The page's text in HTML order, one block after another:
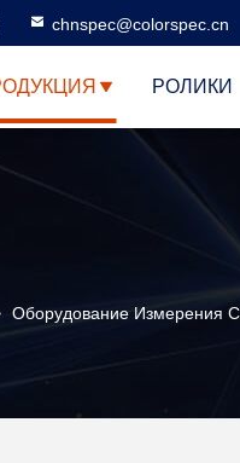
chnspec@colorspec.cn
РОЛИКИ
Оборудование Измерения